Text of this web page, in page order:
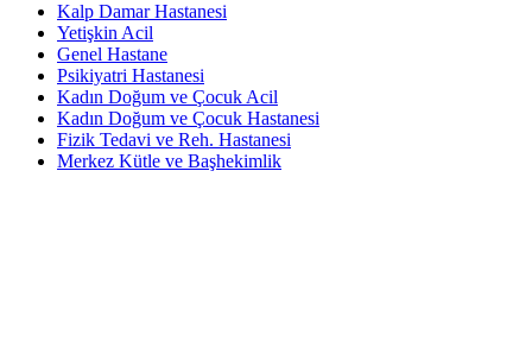
Kalp Damar Hastanesi
Yetişkin Acil
Genel Hastane
Psikiyatri Hastanesi
Kadın Doğum ve Çocuk Acil
Kadın Doğum ve Çocuk Hastanesi
Fizik Tedavi ve Reh. Hastanesi
Merkez Kütle ve Başhekimlik